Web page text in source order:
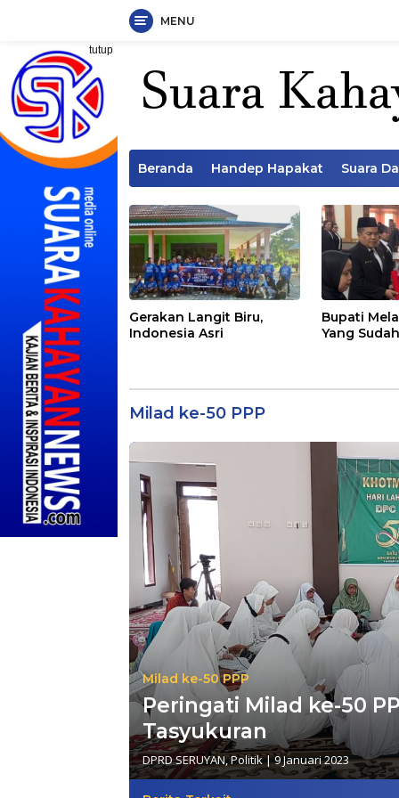
Langsung
konten
MENU
tutup
Beranda Handep Hapakat Suara
Gerakan Langit Biru,
Indonesia Asri
Bupati
Yang
Milad ke-50 PPP
Milad ke-50 PPP
Peringati Milad ke-50
Tasyukuran
DPRD SERUYAN,Politik|9 Januari 2023